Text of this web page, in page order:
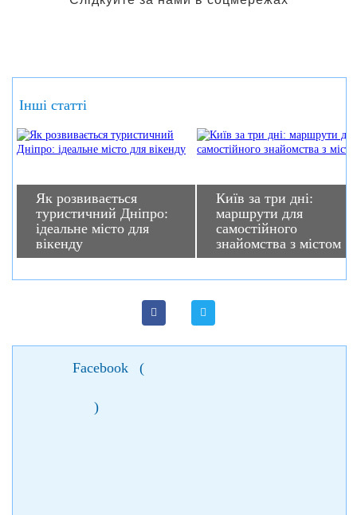
Інші статті
Як розвивається
туристичний Дніпро:
ідеальне місто для
вікенду
Київ за три дні:
маршрути для
самостійного
знайомства з містом
Facebook (
)